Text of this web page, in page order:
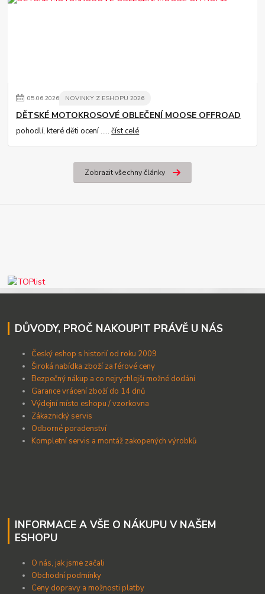
05.06.2026 NOVINKY Z ESHOPU 2026
DĚTSKÉ MOTOKROSOVÉ OBLEČENÍ MOOSE OFFROAD
pohodlí, které děti ocení .....číst celé
Zobrazit všechny články
DŮVODY, PROČ NAKOUPIT PRÁVĚ U NÁS
Český eshop s historií od roku 2009
Široká nabídka zboží za férové ceny
Bezpečný nákup a co nejrychlejší možné dodání
Garance vrácení zboží do 14 dnů
Výdejní místo eshopu / vzorkovna
Zákaznický servis
Odborné poradenství
Kompletní servis a montáž zakopených výrobků
INFORMACE A VŠE O NÁKUPU V NAŠEM
ESHOPU
O nás, jak jsme začali
Obchodní podmínky
Ceny dopravy a možnosti platby